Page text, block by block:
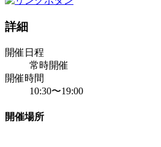
詳細
開催日程
常時開催
開催時間
10:30〜19:00
開催場所